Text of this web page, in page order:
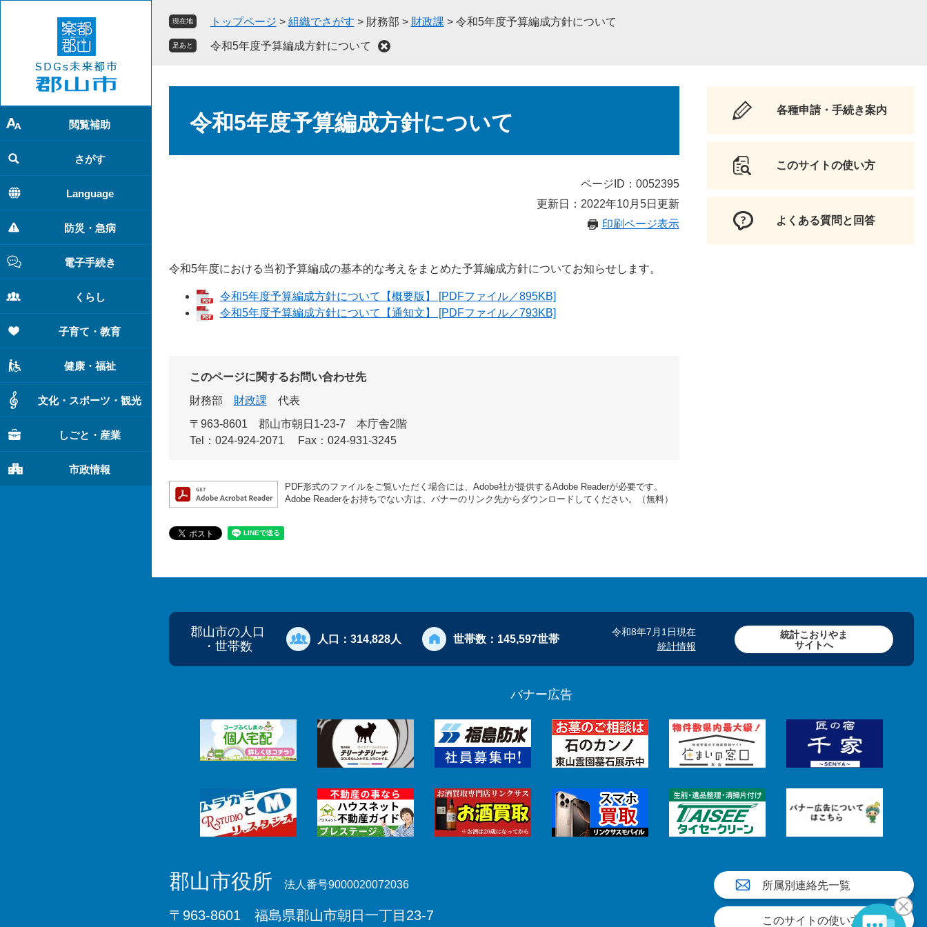
で
す
。
ば
し
て
本
文
へ
閲覧補助
さがす
Language
防災・急病
電子手続き
くらし
子育て・教育
健康・福祉
文化・スポーツ・観光
しごと・産業
市政情報
現在地 トップページ > 組織でさがす > 財務部 > 財政課 > 令和5年度予算編成方針について
足あと 令和5年度予算編成方針について
令和5年度予算編成方針について
ページID：0052395
更新日：2022年10月5日更新
印刷ページ表示
令和5年度における当初予算編成の基本的な考えをまとめた予算編成方針についてお知らせします。
令和5年度予算編成方針について【概要版】 [PDFファイル／895KB]
令和5年度予算編成方針について【通知文】 [PDFファイル／793KB]
このページに関するお問い合わせ先
財務部
財政課
代表
〒963-8601
郡山市朝日1-23-7 本庁舎2階
Tel：024-924-2071
Fax：024-931-3245
PDF形式のファイルをご覧いただく場合には、Adobe社が提供するAdobe Readerが必要です。
Adobe Readerをお持ちでない方は、バナーのリンク先からダウンロードしてください。（無料）
各種申請・手続き案内
このサイトの使い方
よくある質問と回答
郡山市の人口
・世帯数
人口： 314,828人 世帯数： 145,597世帯
令和8年7月1日現在
統計情報
統計こおりやま
サイトへ
バナー広告
郡山市役所 法人番号9000020072036
〒963-8601 福島県郡山市朝日一丁目23-7
所属別連絡先一覧
このサイトの使い方